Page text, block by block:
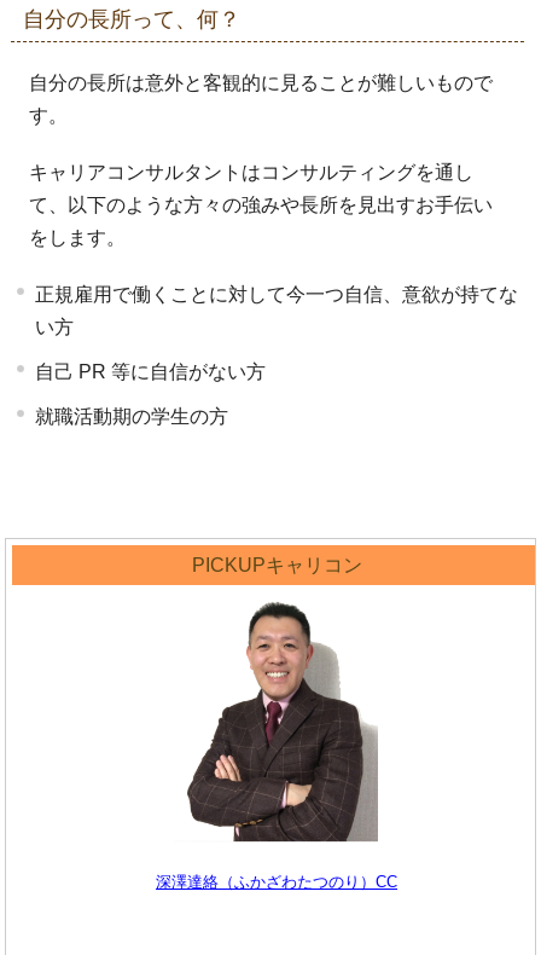
自分の長所って、何？
自分の長所は意外と客観的に見ることが難しいもので
す。
キャリアコンサルタントはコンサルティングを通し
て、以下のような方々の強みや長所を見出すお手伝い
をします。
正規雇用で働くことに対して今一つ自信、意欲が持てな
い方
自己 PR 等に自信がない方
就職活動期の学生の方
PICKUPキャリコン
深澤達絡（ふかざわたつのり）CC